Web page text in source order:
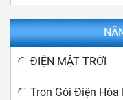
ĐIỆN MẶT TRỜI
Trọn Gói Điện Hòa